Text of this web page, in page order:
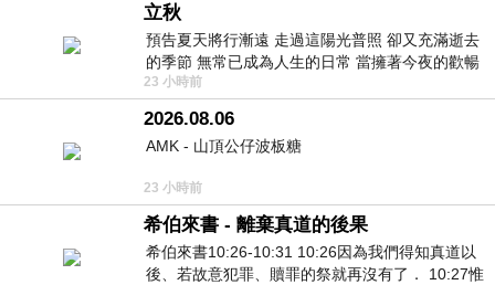
立秋
預告夏天將行漸遠 走過這陽光普照 卻又充滿逝去
的季節 無常已成為人生的日常 當擁著今夜的歡暢
舒心 轉眼驟成昨日 而明晨 太陽
23 小時前
2026.08.06
AMK - 山頂公仔波板糖
23 小時前
希伯來書 - 離棄真道的後果
希伯來書10:26-10:31 10:26因為我們得知真道以
後、若故意犯罪、贖罪的祭就再沒有了． 10:27惟